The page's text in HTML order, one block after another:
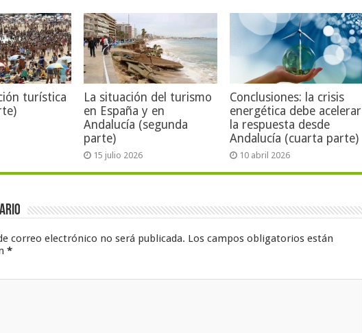
turística
La situación del turismo
en España y en
Andalucía (segunda
parte)
15 julio 2026
Conclusiones: la crisis
energética debe acelerar
la respuesta desde
Andalucía (cuarta parte)
10 abril 2026
correo electrónico no será publicada. Los campos obligatorios están
*